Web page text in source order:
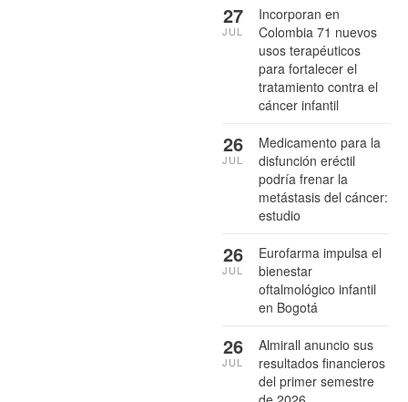
Incorporan en
Colombia 71 nuevos
usos terapéuticos
para fortalecer el
tratamiento contra el
cáncer infantil
27
JUL
Medicamento para la
disfunción eréctil
podría frenar la
metástasis del cáncer:
estudio
26
JUL
Eurofarma impulsa el
bienestar
oftalmológico infantil
en Bogotá
26
JUL
Almirall anuncio sus
resultados financieros
del primer semestre
26
JUL